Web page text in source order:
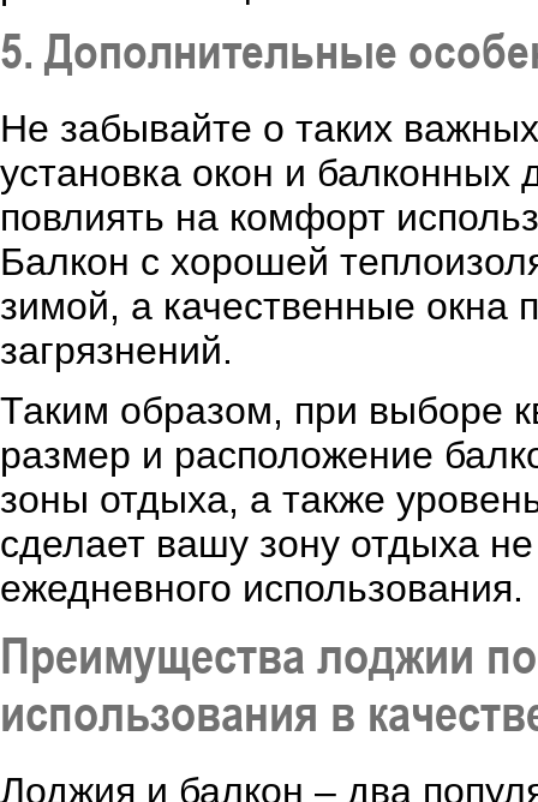
5. Дополнительные
Не забывайте о таких
установка окон и
повлиять на комфорт
Балкон с хорошей
зимой, а качественные окна
загрязнений.
Таким образом, при выборе
размер и расположение
зоны отдыха, а также
сделает вашу зону отдыха
ежедневного использования.
Преимущества лоджии
использования в
Лоджия и балкон – два